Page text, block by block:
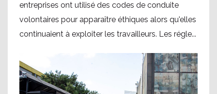
entreprises ont utilisé des codes de conduite
volontaires pour apparaître éthiques alors qu'elles
continuaient à exploiter les travailleurs. Les régle...